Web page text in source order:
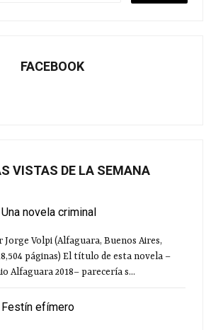
FACEBOOK
VISTAS DE LA SEMANA
Una novela criminal
Jorge Volpi (Alfaguara, Buenos Aires,
páginas) El título de esta novela –
Alfaguara 2018– parecería s...
Festín efímero